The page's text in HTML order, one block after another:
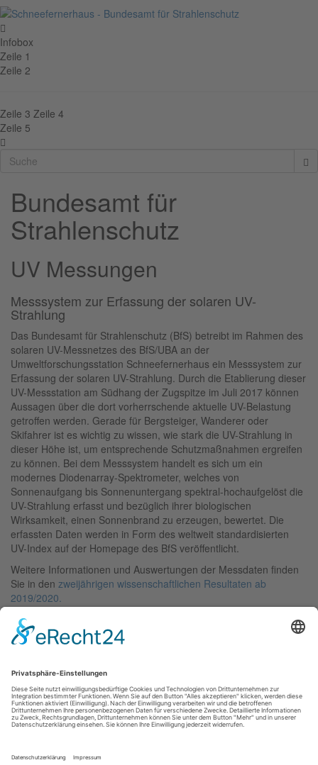
Infobox
Zeile 1
Zeile 2
Zeile 3 Zeile 4
Zeile 5
Bundesamt für
Strahlenschutz
UV Messungen
Messsystem zur Erfassung der solaren UV-
Strahlung
Das Bundesamt für Strahlenschutz (BfS) betreibt im Rahmen des
solaren UV-Messnetzes des BfS/UBA an der
Umweltforschungsstation Schneefernerhaus ein Messsystem zur
Erfassung der solaren UV-Strahlung. Durch die Etablierung dieser
UV-Messstation am Südhang der Zugspitze im Juli 2017 können
Aussagen über die dort vorherrschende aktuelle UV-Belastung
getroffen werden. Gerade für Bergsteiger, Wanderer oder
Skifahrer ist es wichtig zu wissen, wie stark die UV-Strahlung in
dieser Höhe ist, um entsprechende Schutzmaßnahmen ergreifen
zu können. Bei dem Messsystem handelt es sich um ein
modernes Diodenarray-Spektrometer, welches von
Sonnenaufgang bis Sonnenuntergang spektral-hochaufgelöst die
UV-Strahlung erfasst und bezüglich ihrer biologischen
Wirksamkeit, einen Sonnenbrand zu erzeugen, bewertet. Die
erfassten Daten werden in Form des weltweit standardisierten
UV-Index auf der Homepage des BfS veröffentlicht.
Weitere Informationen und Auswertungen der Messdaten finden
Sie in den zweijährigen wissenschaftlichen Resultaten ab
2019/2020.
Ansprechpartner
Dr. Daniela Weiskopf
Links
Links